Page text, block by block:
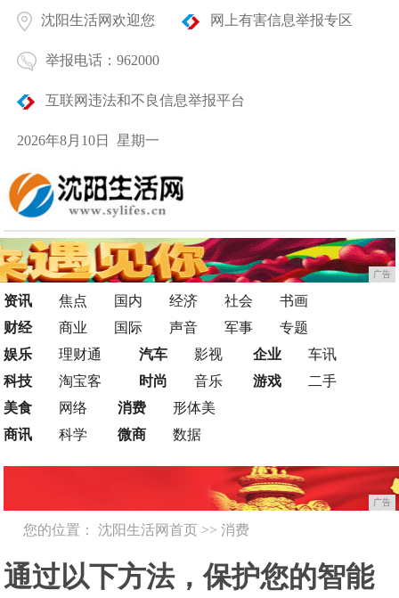
沈阳生活网欢迎您 网上有害信息举报专区
举报电话：962000
互联网违法和不良信息举报平台
2026年8月10日 星期一
广告
资讯 焦点 国内 经济 社会
书画
财经
商业 国际 声音 军事
专题
娱乐
理财通
科技
淘宝客
汽车
影视
时尚
音乐
企业
车讯
游戏
二手
美食
网络
商讯
科学
消费
形体美
微商
数据
广告
您的位置：沈阳生活网首页 >>消费
通过以下方法，保护您的智能